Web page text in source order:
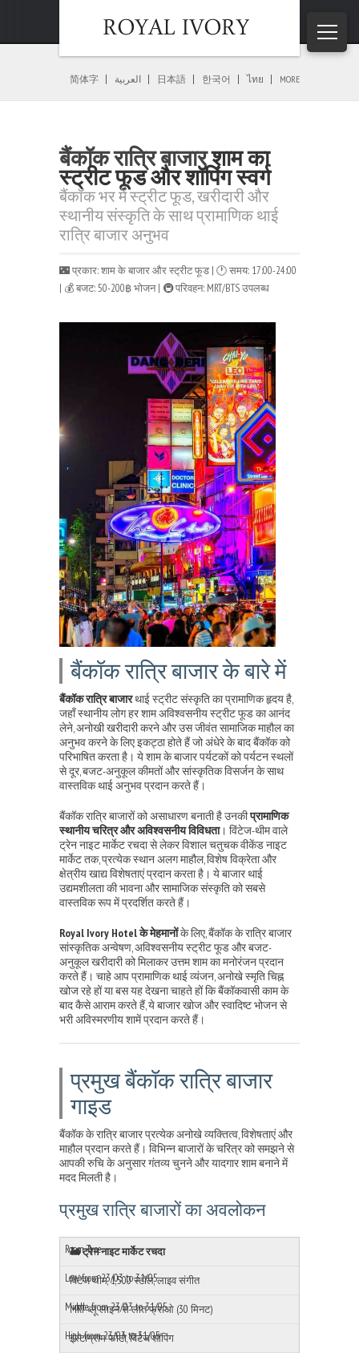
简体字 العربية 日本語 한국어 ไทย MORE
होम»नाइटलाइफ़» बैंकॉक रात्रि बाजार
बैंकॉक रात्रि बाजारशाम का
स्ट्रीट फूड और शॉपिंग स्वर्ग
बैंकॉक भर में स्ट्रीट फूड, खरीदारी और
स्थानीय संस्कृति के साथ प्रामाणिक थाई
रात्रि बाजार अनुभव
🌃 प्रकार: शाम के बाजार और स्ट्रीट फूड | 🕐 समय: 17:00-24:00
| 💰 बजट: 50-200฿ भोजन | 🚇 परिवहन: MRT/BTS उपलब्ध
बैंकॉक रात्रि बाजार के बारे में
बैंकॉक रात्रि बाजारथाई स्ट्रीट संस्कृति का प्रामाणिक हृदय है,
जहाँ स्थानीय लोग हर शाम अविश्वसनीय स्ट्रीट फूड का आनंद
लेने, अनोखी खरीदारी करने और उस जीवंत सामाजिक माहौल का
अनुभव करने के लिए इकट्ठा होते हैं जो अंधेरे के बाद बैंकॉक को
परिभाषित करता है। ये शाम के बाजार पर्यटकों को पर्यटन स्थलों
से दूर, बजट-अनुकूल कीमतों और सांस्कृतिक विसर्जन के साथ
वास्तविक थाई अनुभव प्रदान करते हैं।
बैंकॉक रात्रि बाजारों को असाधारण बनाती है उनकीप्रामाणिक
स्थानीय चरित्र और अविश्वसनीय विविधता। विंटेज-थीम वाले
ट्रेन नाइट मार्केट रचदा से लेकर विशाल चतुचक वीकेंड नाइट
मार्केट तक, प्रत्येक स्थान अलग माहौल, विशेष विक्रेता और
क्षेत्रीय खाद्य विशेषताएं प्रदान करता है। ये बाजार थाई
उद्यमशीलता की भावना और सामाजिक संस्कृति को सबसे
वास्तविक रूप में प्रदर्शित करते हैं।
Royal Ivory Hotel के मेहमानोंके लिए, बैंकॉक के रात्रि बाजार
सांस्कृतिक अन्वेषण, अविश्वसनीय स्ट्रीट फूड और बजट-
अनुकूल खरीदारी को मिलाकर उत्तम शाम का मनोरंजन प्रदान
करते हैं। चाहे आप प्रामाणिक थाई व्यंजन, अनोखे स्मृति चिह्न
खोज रहे हों या बस यह देखना चाहते हों कि बैंकॉकवासी काम के
बाद कैसे आराम करते हैं, ये बाजार खोज और स्वादिष्ट भोजन से
भरी अविस्मरणीय शामें प्रदान करते हैं।
प्रमुख बैंकॉक रात्रि बाजार
गाइड
बैंकॉक के रात्रि बाजार प्रत्येक अनोखे व्यक्तित्व, विशेषताएं और
माहौल प्रदान करते हैं। विभिन्न बाजारों के चरित्र को समझने से
आपकी रुचि के अनुसार गंतव्य चुनने और यादगार शाम बनाने में
मदद मिलती है।
प्रमुख रात्रि बाजारों का अवलोकन
🚂 ट्रेन नाइट मार्केट रचदा
विंटेज थीम, 1,500 स्टॉल, लाइव संगीत
MRT ब्लू लाइन से लात फ्राओ (30 मिनट)
इंस्टाग्राम फोटो, विंटेज शॉपिंग